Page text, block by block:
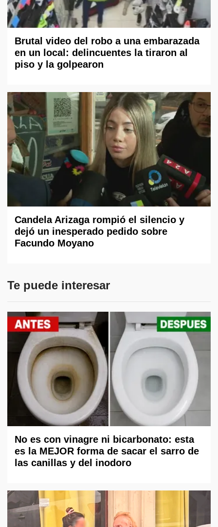
Brutal video del robo a una embarazada
en un local: delincuentes la tiraron al
piso y la golpearon
Candela Arizaga rompió el silencio y
dejó un inesperado pedido sobre
Facundo Moyano
Te puede interesar
No es con vinagre ni bicarbonato: esta
es la MEJOR forma de sacar el sarro de
las canillas y del inodoro